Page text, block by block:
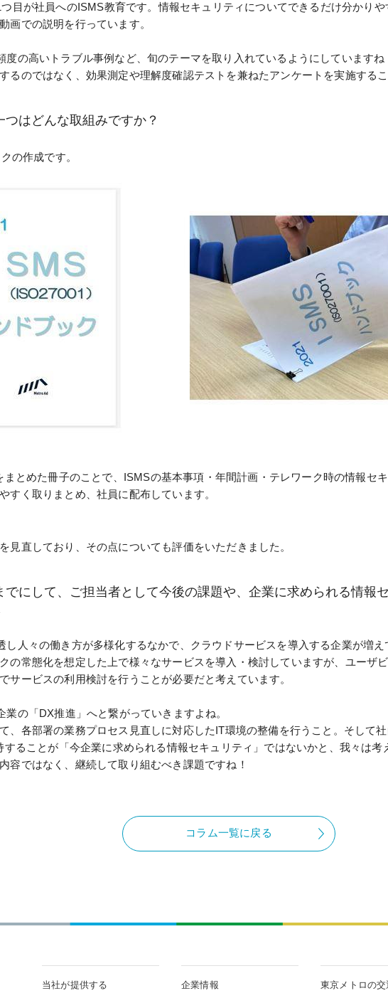
目が社員へのISMS教育です。情報セキュリティについてできるだけ分かり
画での説明を行っています。
度の高いトラブル事例など、旬のテーマを取り入れているようにしていますね
るのではなく、効果測定や理解度確認テストを兼ねたアンケートを実施する
はどんな取組みですか？
の作成です。
まとめた冊子のことで、ISMSの基本事項・年間計画・テレワーク時の情報セ
すく取りまとめ、社員に配布しています。
見直しており、その点についても評価をいただきました。
でにして、ご担当者として今後の課題や、企業に求められる情報
し人々の働き方が多様化するなかで、クラウドサービスを導入する企業が増え
の常態化を想定した上で様々なサービスを導入・検討していますが、ユーザ
サービスの利用検討を行うことが必要だと考えています。
の「DX推進」へと繋がっていきますよね。
、各部署の業務プロセス見直しに対応したIT環境の整備を行うこと。そして
ることが「今企業に求められる情報セキュリティ」ではないかと、我々は考
容ではなく、継続して取り組むべき課題ですね！
コラム一覧に戻る
当社が提供する
企業情報 東京メトロの